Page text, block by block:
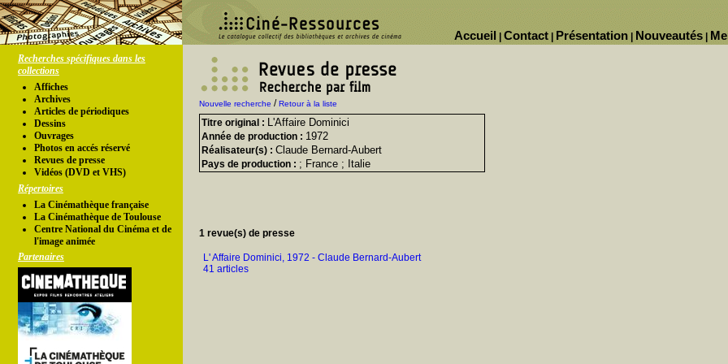
Nouveautés
Présentation
Contact
Accueil
Recherches spécifiques dans les
collections
Affiches
Archives
Articles de périodiques
Dessins
Ouvrages
Photos en accés réservé
Revues de presse
Vidéos (DVD et VHS)
Répertoires
La Cinémathèque française
La Cinémathèque de Toulouse
Centre National du Cinéma et de
l'image animée
Partenaires
Nouvelle recherche /Retour à la liste
Titre original : L'Affaire Dominici
Année de production : 1972
Réalisateur(s) : Claude Bernard-Aubert
Pays de production : ; France ; Italie
1 revue(s) de presse
L' Affaire Dominici, 1972 - Claude Bernard-Aubert
41 articles